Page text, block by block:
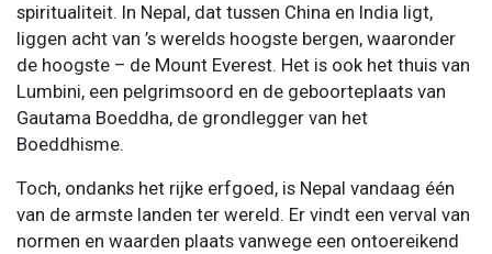
spiritualiteit. In Nepal, dat tussen China en India ligt,
liggen acht van ’s werelds hoogste bergen, waaronder
de hoogste – de Mount Everest. Het is ook het thuis van
Lumbini, een pelgrimsoord en de geboorteplaats van
Gautama Boeddha, de grondlegger van het
Boeddhisme.
Toch, ondanks het rijke erfgoed, is Nepal vandaag één
van de armste landen ter wereld. Er vindt een verval van
normen en waarden plaats vanwege een ontoereikend